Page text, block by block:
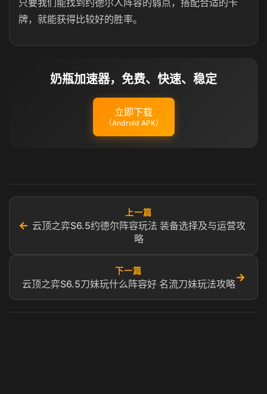
只要我们能找到约德尔人阵容的弱点，搭配合适的卡
牌，就能获得比较好的胜率。
奶瓶加速器，免费、快速、稳定
立即下载
（Android APK）
←
上一篇
云顶之弈S6.5约德尔阵容玩法 装备选择及与运营攻
略
下一篇
云顶之弈S6.5刀妹玩什么阵容好 名流刀妹玩法攻略
→